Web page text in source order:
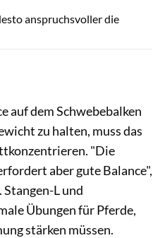
anspruchsvoller die
auf dem Schwebebalken
zu halten, muss das
"Die
aber gute Balance",
L und
Übungen für Pferde,
stärken müssen.